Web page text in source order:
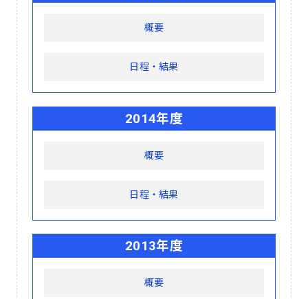
概要
日程・結果
2014年度
概要
日程・結果
2013年度
概要